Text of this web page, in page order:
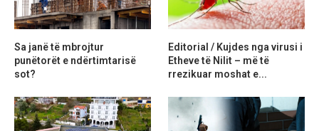
Sa janë të mbrojtur
punëtorët e ndërtimtarisë
sot?
Editorial / Kujdes nga virusi i
Etheve të Nilit – më të
rrezikuar moshat e...